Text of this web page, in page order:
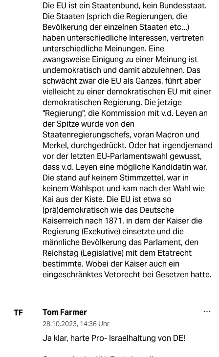
Die EU ist ein Staatenbund, kein Bundesstaat.
Die Staaten (sprich die Regierungen, die
Bevölkerung der einzelnen Staaten etc...)
haben unterschiedliche Interessen, vertreten
unterschiedliche Meinungen. Eine
zwangsweise Einigung zu einer Meinung ist
undemokratisch und damit abzulehnen. Das
schwächt zwar die EU als Ganzes, führt aber
vielleicht zu einer demokratischen EU mit einer
demokratischen Regierung. Die jetzige
"Regierung", die Kommission mit v.d. Leyen an
der Spitze wurde von den
Staatenregierungschefs, voran Macron und
Merkel, durchgedrückt. Oder hat irgendjemand
vor der letzten EU-Parlamentswahl gewusst,
dass v.d. Leyen eine mögliche Kandidatin war.
Die stand auf keinem Stimmzettel, war in
keinem Wahlspot und kam nach der Wahl wie
Kai aus der Kiste. Die EU ist etwa so
(prä)demokratisch wie das Deutsche
Kaiserreich nach 1871, in dem der Kaiser die
Regierung (Exekutive) einsetzte und die
männliche Bevölkerung das Parlament, den
Reichstag (Legislative) mit dem Etatrecht
bestimmte. Wobei der Kaiser auch ein
eingeschränktes Vetorecht bei Gesetzen hatte.
TF Tom Farmer
28.10.2023, 14:36 Uhr
Ja klar, harte Pro- Israelhaltung von DE!